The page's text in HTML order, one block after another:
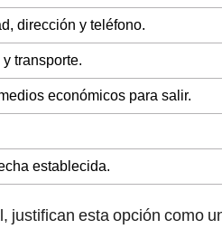
dirección y teléfono.
transporte.
económicos para salir.
establecida.
justifican esta opción como